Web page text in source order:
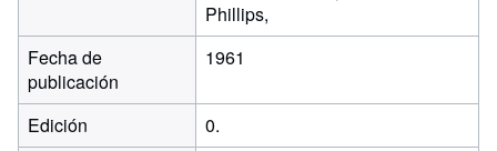
Phillips,
Fecha de
publicación
1961
Edición
0.